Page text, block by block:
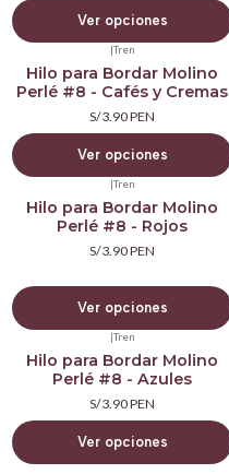
Ver opciones
|Tren
Hilo para Bordar Molino
Perlé #8 - Cafés y Cremas
S/3.90 PEN
Ver opciones
|Tren
Hilo para Bordar Molino
Perlé #8 - Rojos
S/3.90 PEN
Ver opciones
|Tren
Hilo para Bordar Molino
Perlé #8 - Azules
S/3.90 PEN
Ver opciones